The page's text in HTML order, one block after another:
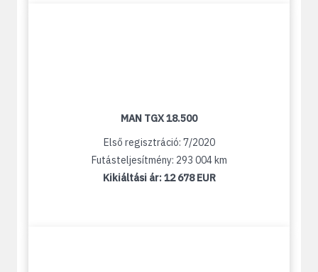
MAN TGX 18.500
Első regisztráció: 7/2020
Futásteljesítmény: 293 004 km
Kikiáltási ár:12 678 EUR